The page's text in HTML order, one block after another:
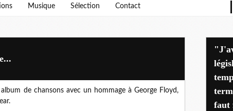
Musique Sélection Contact
de chansons avec un hommage à George Floyd,
"J'avais déjà alerté pendant les
faut